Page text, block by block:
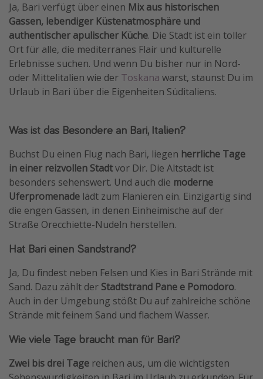
Ja, Bari verfügt über einen Mix aus historischen
Gassen, lebendiger Küstenatmosphäre und
authentischer apulischer Küche. Die Stadt ist ein toller
Ort für alle, die mediterranes Flair und kulturelle
Erlebnisse suchen. Und wenn Du bisher nur in Nord-
oder Mittelitalien wie der Toskana warst, staunst Du im
Urlaub in Bari über die Eigenheiten Süditaliens.
Was ist das Besondere an Bari, Italien?
Buchst Du einen Flug nach Bari, liegen herrliche Tage
in einer reizvollen Stadtvor Dir. Die Altstadt ist
besonders sehenswert. Und auch die moderne
Uferpromenade lädt zum Flanieren ein. Einzigartig sind
die engen Gassen, in denen Einheimische auf der
Straße Orecchiette-Nudeln herstellen.
Hat Bari einen Sandstrand?
Ja, Du findest neben Felsen und Kies in Bari Strände mit
Sand. Dazu zählt der Stadtstrand Pane e Pomodoro.
Auch in der Umgebung stößt Du auf zahlreiche schöne
Strände mit feinem Sand und flachem Wasser.
Wie viele Tage braucht man für Bari?
Zwei bis drei Tage reichen aus, um die wichtigsten